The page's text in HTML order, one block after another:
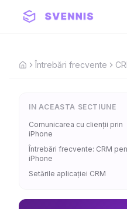
HomeÎntrebări frecvente
IN ACEASTA SECTIUNE
Comunicarea cu clienții prin
iPhone
Întrebări frecvente: CRM
iPhone
Setările aplicației CRM